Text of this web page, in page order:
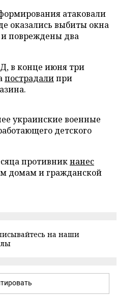
атаковали
оказались выбиты окна
и повреждены два
в конце июня три
пострадалипри
украинские военные
детского
противникнанес
домам и гражданской
на наши